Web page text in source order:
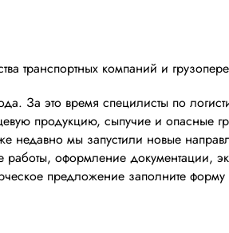
транспортных компаний и
За это время специлисты по
продукцию, сыпучие и опасные
недавно мы запустили новые
работы, оформление
предложение заполните